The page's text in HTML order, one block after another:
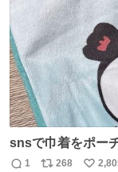
snsで巾着をポー
みました🧵 裁縫
1 268